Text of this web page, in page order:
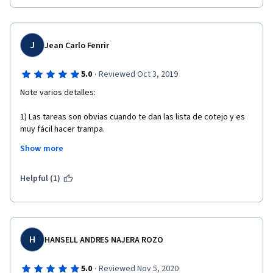
J Jean Carlo Fenrir
5.0 · Reviewed Oct 3, 2019
Note varios detalles:
1) Las tareas son obvias cuando te dan las lista de cotejo y es
muy fácil hacer trampa.
2) El tiempo de calificación por pares debe ser modificado
Por lo demás me pareció adecuado.
Show more
Helpful (1)
H HANSELL ANDRES NAJERA ROZO
5.0 · Reviewed Nov 5, 2020